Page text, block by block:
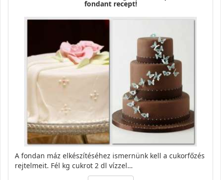
fondant recept!
A fondan máz elkészítéséhez ismernünk kell a cukorfőzés
rejtelmeit. Fél kg cukrot 2 dl vízzel…